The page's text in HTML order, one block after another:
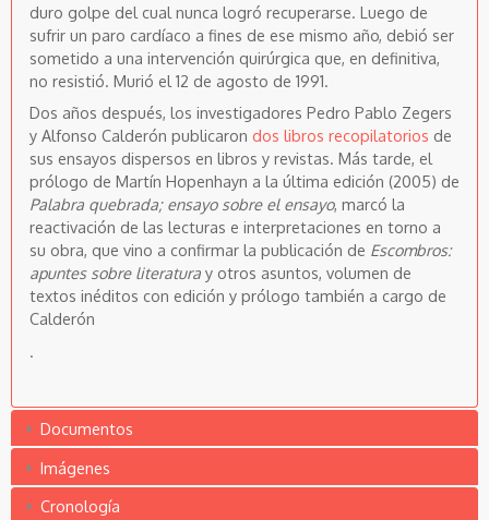
duro golpe del cual nunca logró recuperarse. Luego de
sufrir un paro cardíaco a fines de ese mismo año, debió ser
sometido a una intervención quirúrgica que, en definitiva,
no resistió. Murió el 12 de agosto de 1991.
Dos años después, los investigadores Pedro Pablo Zegers
y Alfonso Calderón publicaron dos libros recopilatorios de
sus ensayos dispersos en libros y revistas. Más tarde, el
prólogo de Martín Hopenhayn a la última edición (2005) de
Palabra quebrada; ensayo sobre el ensayo, marcó la
reactivación de las lecturas e interpretaciones en torno a
su obra, que vino a confirmar la publicación de Escombros:
apuntes sobre literatura y otros asuntos, volumen de
textos inéditos con edición y prólogo también a cargo de
Calderón
.
Documentos
Imágenes
Cronología